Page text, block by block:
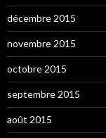
décembre 2015
novembre 2015
octobre 2015
septembre 2015
août 2015